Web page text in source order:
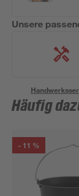
Unsere
Häufig
- 11 %